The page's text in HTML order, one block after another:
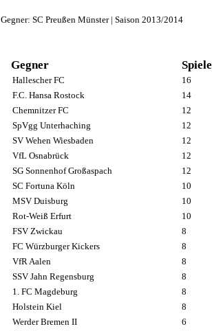
Gegner: SC Preußen Münster | Saison 2013/2014
Gegner Spiele
Hallescher FC 16
F.C. Hansa Rostock
14
Chemnitzer FC
12
SpVgg Unterhaching
12
SV Wehen Wiesbaden
12
VfL Osnabrück
12
SG Sonnenhof Großaspach
12
SC Fortuna Köln
10
MSV Duisburg
10
Rot-Weiß Erfurt
10
FSV Zwickau
8
FC Würzburger Kickers
8
VfR Aalen
8
SSV Jahn Regensburg
8
1. FC Magdeburg
8
Holstein Kiel
8
Werder Bremen II
6